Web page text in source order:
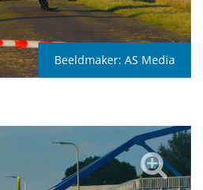
Beeldmaker: AS Media